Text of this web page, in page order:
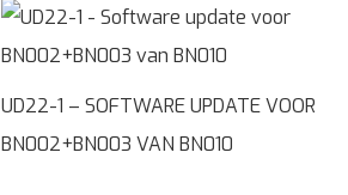
UD22-1 – SOFTWARE UPDATE VOOR
BN002+BN003 VAN BN010